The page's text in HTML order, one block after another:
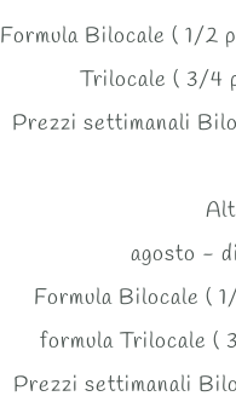
Formula Bilocale ( 1/2
Trilocale ( 3/4
Prezzi settimanali
agosto -
Formula Bilocale (
formula Trilocale (
Prezzi settimanali